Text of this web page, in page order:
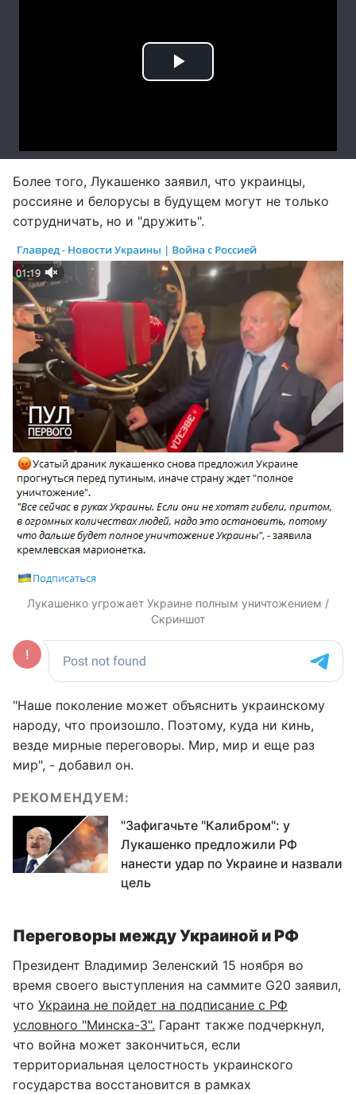
Более того, Лукашенко заявил, что украинцы,
россияне и белорусы в будущем могут не только
сотрудничать, но и "дружить".
Лукашенко угрожает Украине полным уничтожением /
Скриншот
"Наше поколение может объяснить украинскому
народу, что произошло. Поэтому, куда ни кинь,
везде мирные переговоры. Мир, мир и еще раз
мир", - добавил он.
РЕКОМЕНДУЕМ:
"Зафигачьте "Калибром": у
Лукашенко предложили РФ
нанести удар по Украине и назвали
цель
Переговоры между Украиной и РФ
Президент Владимир Зеленский 15 ноября во
время своего выступления на саммите G20 заявил,
что Украина не пойдет на подписание с РФ
условного "Минска-3". Гарант также подчеркнул,
что война может закончиться, если
территориальная целостность украинского
государства восстановится в рамках